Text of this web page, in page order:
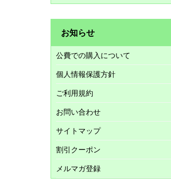
お知らせ
公費での購入について
個人情報保護方針
ご利用規約
お問い合わせ
サイトマップ
割引クーポン
メルマガ登録